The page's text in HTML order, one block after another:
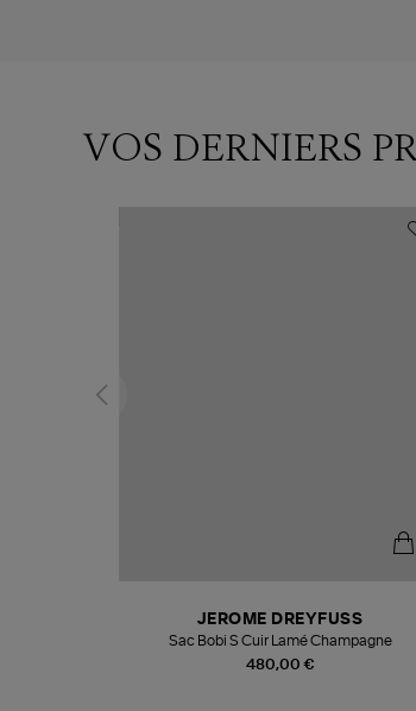
VOS DERNIERS
480,00 €
JEROME DREYFUSS
Sac Bobi S Cuir Lamé Champagne